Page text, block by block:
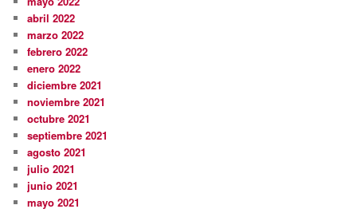
abril 2022
marzo 2022
febrero 2022
enero 2022
diciembre 2021
noviembre 2021
octubre 2021
septiembre 2021
agosto 2021
julio 2021
junio 2021
mayo 2021